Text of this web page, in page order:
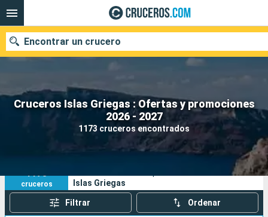
Cruceros Islas Griegas : Ofertas y promociones
2026 - 2027
1173 cruceros encontrados
Encontrar un crucero
Nuestros destinos
Fecha de salida
Buscar
1173
cruceros
Islas Griegas
Filtrar Ordenar